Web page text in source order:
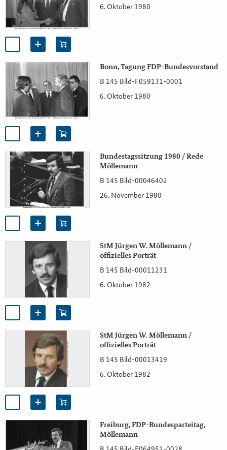
6. Oktober 1980
Bonn, Tagung FDP-Bundesvorstand
B 145 Bild-F059131-0001
6. Oktober 1980
Bundestagssitzung 1980 / Rede
Möllemann
B 145 Bild-00046402
26. November 1980
StM Jürgen W. Möllemann /
offizielles Porträt
B 145 Bild-00011231
6. Oktober 1982
StM Jürgen W. Möllemann /
offizielles Porträt
B 145 Bild-00013419
6. Oktober 1982
Freiburg, FDP-Bundesparteitag,
Möllemann